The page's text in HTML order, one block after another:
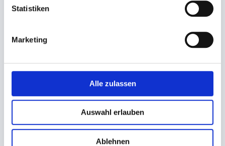
Statistiken
Marketing
Alle zulassen
Auswahl erlauben
Ablehnen
cremè (Recycling)
In den Warenkorb
Prestige 43950)